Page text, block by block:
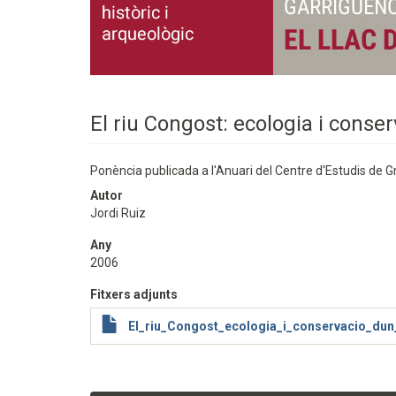
El riu Congost: ecologia i
Ponència publicada a l'Anuari del Centre d'Estudis de
Autor
Jordi Ruiz
Any
2006
Fitxers adjunts